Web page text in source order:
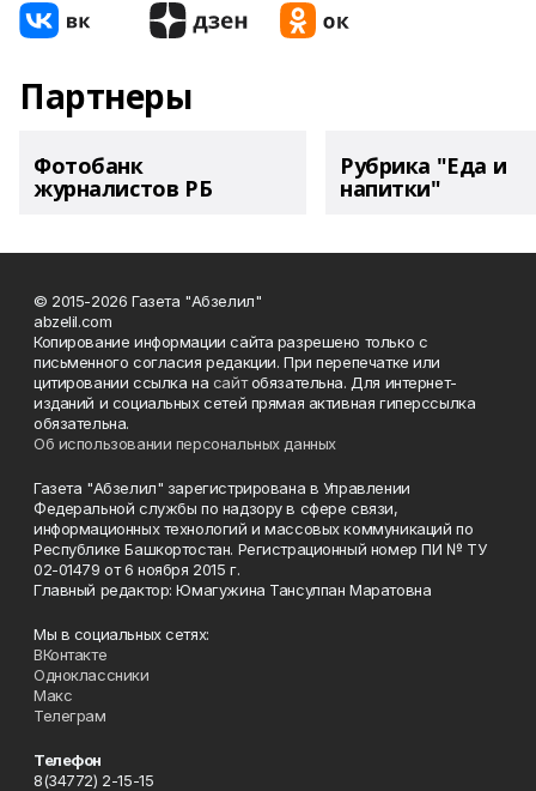
Партнеры
Фотобанк
журналистов РБ
Рубрика "Еда и
напитки"
© 2015-2026 Газета "Абзелил"
abzelil.com
Копирование информации сайта разрешено только с
письменного согласия редакции. При перепечатке или
цитировании ссылка на сайтобязательна. Для интернет-
изданий и социальных сетей прямая активная гиперссылка
обязательна.
Об использовании персональных данных
Газета "Абзелил" зарегистрирована в Управлении
Федеральной службы по надзору в сфере связи,
информационных технологий и массовых коммуникаций по
Республике Башкортостан. Регистрационный номер ПИ № ТУ
02-01479 от 6 ноября 2015 г.
Главный редактор: Юмагужина Тансулпан Маратовна
Мы в социальных сетях:
ВКонтакте
Одноклассники
Макс
Телеграм
Телефон
8(34772) 2-15-15